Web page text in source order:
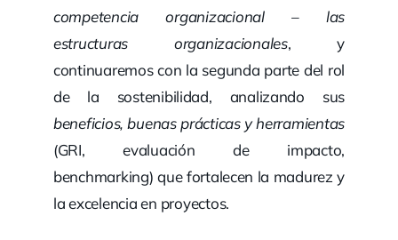
competencia organizacional – las
estructuras organizacionales, y
continuaremos con la segunda parte del rol
de la sostenibilidad, analizando sus
beneficios, buenas prácticas y herramientas
(GRI, evaluación de impacto,
benchmarking) que fortalecen la madurez y
la excelencia en proyectos.